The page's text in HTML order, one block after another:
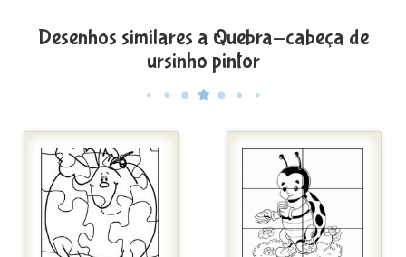
Desenhos similares a Quebra-cabeça de
ursinho pintor